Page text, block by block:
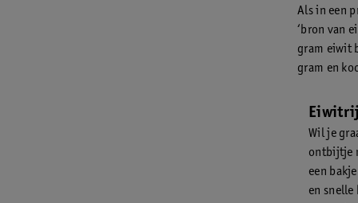
Als in een
‘bron van
gram eiwit
gram en
Wil je
ontbijtje
een
en snelle